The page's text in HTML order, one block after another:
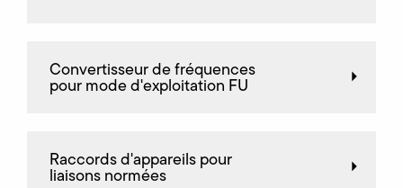
Convertisseur de fréquences
pour mode d'exploitation FU
Raccords d'appareils pour
liaisons normées